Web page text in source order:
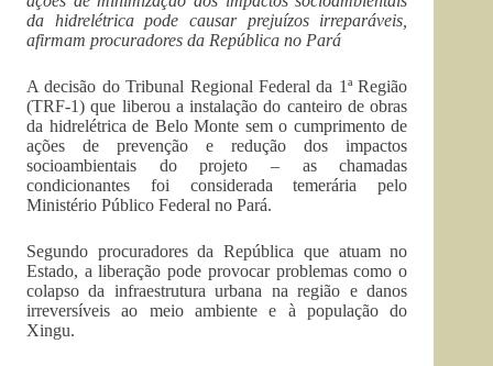
da hidrelétrica pode causar prejuízos irreparáveis,
afirmam procuradores da República no Pará
A decisão do Tribunal Regional Federal da 1ª Região
(TRF-1) que liberou a instalação do canteiro de obras
da hidrelétrica de Belo Monte sem o cumprimento de
ações de prevenção e redução dos impactos
socioambientais do projeto – as chamadas
condicionantes foi considerada temerária pelo
Ministério Público Federal no Pará.
Segundo procuradores da República que atuam no
Estado, a liberação pode provocar problemas como o
colapso da infraestrutura urbana na região e danos
irreversíveis ao meio ambiente e à população do
Xingu.